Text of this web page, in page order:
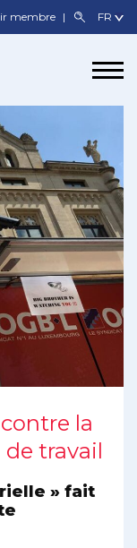
membre
la
travail
» fait